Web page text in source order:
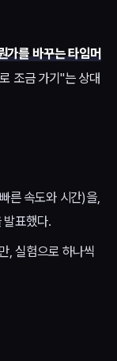
가를 바꾸는 타임머
조금 가기"는 상대
른 속도와 시간)을,
표했다.
, 실험으로 하나씩